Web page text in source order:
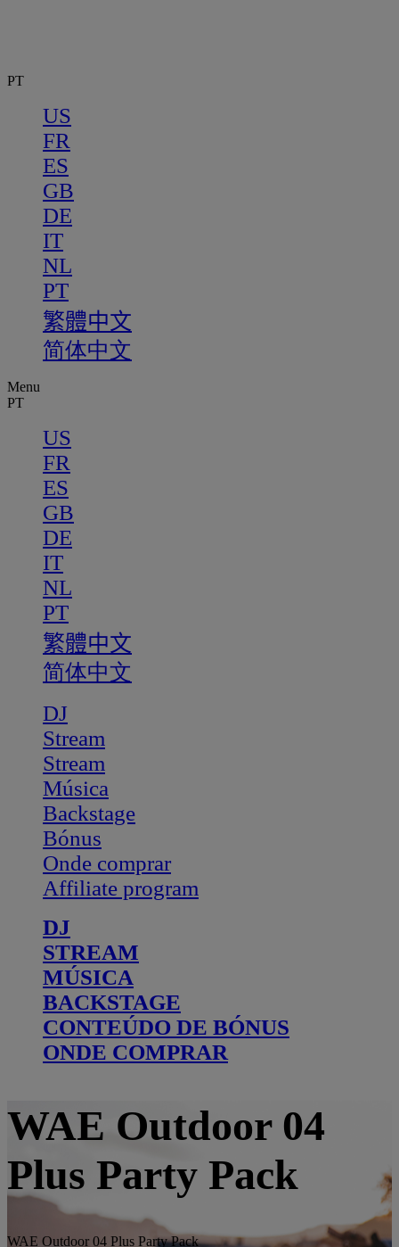
PT
US
FR
ES
GB
DE
IT
NL
PT
繁體中文
简体中文
Menu
PT
US
FR
ES
GB
DE
IT
NL
PT
繁體中文
简体中文
DJ
Stream
Stream
Música
Backstage
Bónus
Onde comprar
Affiliate program
DJ
STREAM
MÚSICA
BACKSTAGE
CONTEÚDO DE BÓNUS
ONDE COMPRAR
WAE Outdoor 04
Plus Party Pack
WAE Outdoor 04 Plus Party Pack